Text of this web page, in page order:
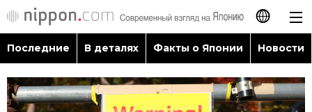
日本語
English
Последние В деталях Факты о Японии Новости